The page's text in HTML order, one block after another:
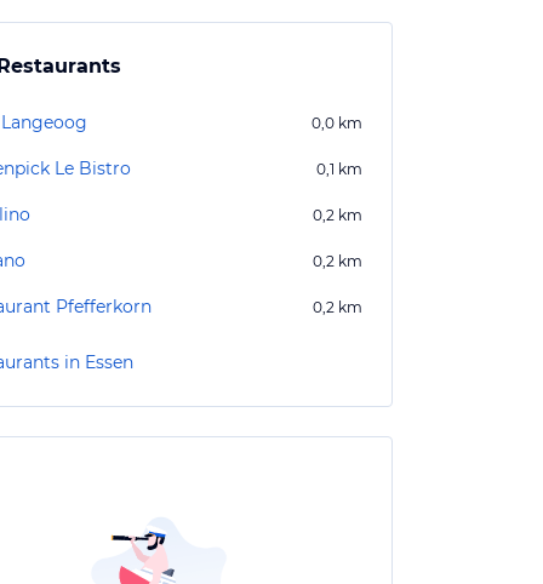
0,0 km
Le Bistro 0,1 km
0,2 km
0,2 km
Pfefferkorn 0,2 km
in Essen